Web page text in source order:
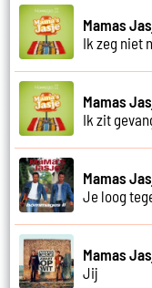
Mamas
Ik zeg niet
Mamas
Ik zit
Mamas
Je loog
Mamas
Jij